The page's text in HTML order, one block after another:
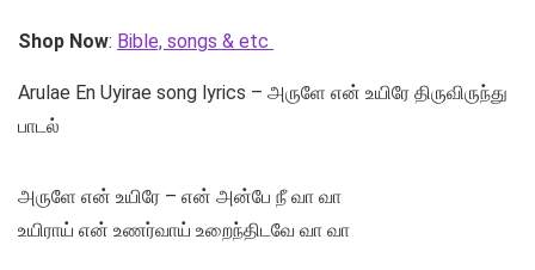
Shop Now: Bible, songs & etc
Arulae En Uyirae song lyrics – அருளே என் உயிரே திருவிருந்து
பாடல்
அருளே என் உயிரே – என் அன்பே நீ வா வா
உயிராய் என் உணர்வாய் உறைந்திடவே வா வா